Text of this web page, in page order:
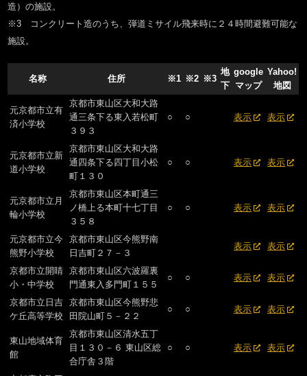
造）の施設。
※3 コンクリート造のうち、弾道ミサイル飛来時に２４時間避難可能な
施設。
名称 住所 ※1 ※2 ※3
地
下
google
マップ
Yahoo!
地図
元京都市立有
済小学校
京都市東山区大和大路
通三条下る東入若松町
３９３
○ ○ 表示 表示
元京都市立新
道小学校
京都市東山区大和大路
通四条下る四丁目小松
町１３０
○ ○ 表示 表示
元京都市立月
輪小学校
京都市東山区本町通三
ノ橋上る本町十七丁目
３５８
○ ○ 表示 表示
元京都市立今
熊野小学校
京都市東山区今熊野南
日吉町２７－３
表示 表示
京都市立開睛
小・中学校
京都市東山区六波羅裏
門通東入多門町１５５
○ ○ 表示 表示
京都市立日吉
ケ丘高等学校
京都市東山区今熊野悲
田院山町５－２２
○ ○ 表示 表示
東山地域体育
館
京都市東山区清水五丁
目１３０－６ 東山区総
合庁舎３階
○ ○ 表示 表示